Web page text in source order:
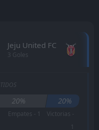
Jeju United FC
3 Goles
20% 20%
Empates - 1
Victorias -
1